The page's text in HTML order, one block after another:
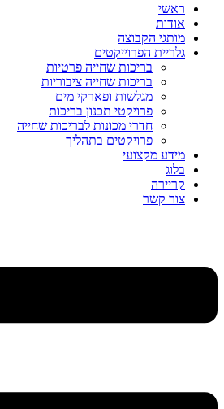
ראשי
אודות
מותגי הקבוצה
גלריית הפרוייקטים
בריכות שחייה פרטיות
בריכות שחייה ציבוריות
מגלשות ופארקי מים
פרויקטי תכנון בריכות
חדרי מכונות לבריכות שחייה
פרויקטים בתהליך
מידע מקצועי
בלוג
קריירה
צור קשר